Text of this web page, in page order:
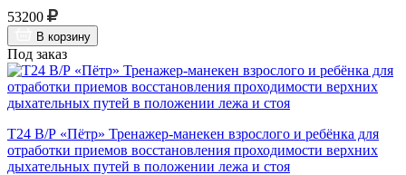
53200
В корзину
Под заказ
Т24 В/Р «Пётр» Тренажер-манекен взрослого и ребёнка для
отработки приемов восстановления проходимости верхних
дыхательных путей в положении лежа и стоя